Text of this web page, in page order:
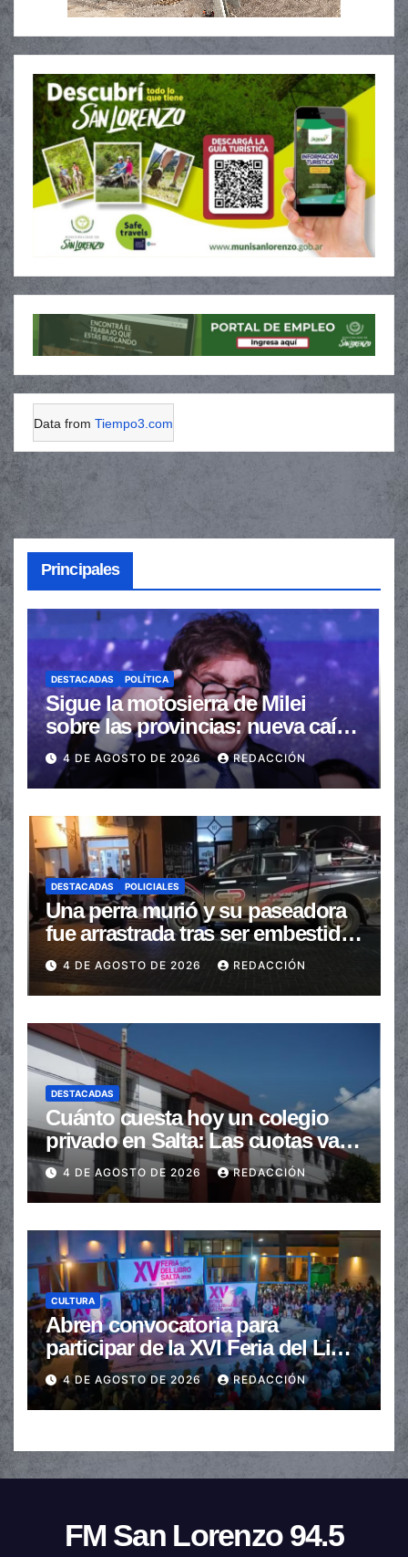
Data from Tiempo3.com
Principales
DESTACADAS POLÍTICA
Sigue la motosierra de Milei
sobre las provincias: nueva caída
de las transferencias no
automáticas
4 DE AGOSTO DE 2026 REDACCIÓN
DESTACADAS POLICIALES
Una perra murió y su paseadora
fue arrastrada tras ser embestidas
en la senda peatonal
4 DE AGOSTO DE 2026 REDACCIÓN
DESTACADAS
Cuánto cuesta hoy un colegio
privado en Salta: Las cuotas van
de $110.000 a más de $600.000
4 DE AGOSTO DE 2026 REDACCIÓN
CULTURA
Abren convocatoria para
participar de la XVI Feria del Libro
de Salta
4 DE AGOSTO DE 2026 REDACCIÓN
FM San Lorenzo 94.5